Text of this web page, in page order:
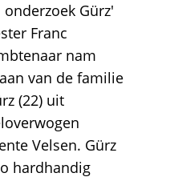
Gürz'
Franc
nam
van de familie
(22) uit
Velsen. Gürz
hardhandig